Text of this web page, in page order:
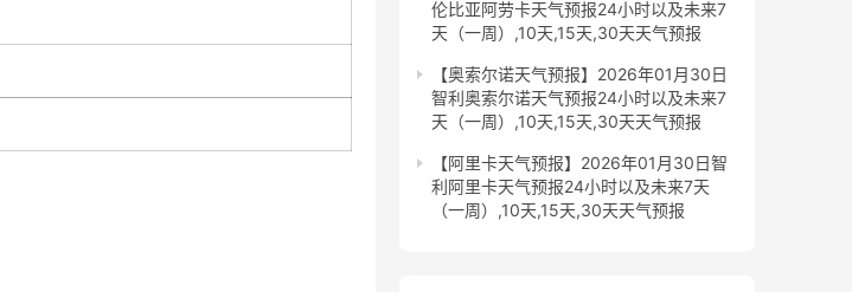
伦比亚阿劳卡天气预报24小时以及未来7
天（一周）,10天,15天,30天天气预报
【奥索尔诺天气预报】2026年01月30日
智利奥索尔诺天气预报24小时以及未来7
天（一周）,10天,15天,30天天气预报
【阿里卡天气预报】2026年01月30日智
利阿里卡天气预报24小时以及未来7天
（一周）,10天,15天,30天天气预报